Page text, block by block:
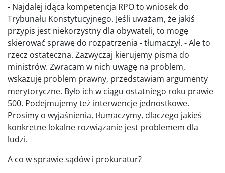
- Najdalej idąca kompetencja RPO to wniosek do
Trybunału Konstytucyjnego. Jeśli uważam, że jakiś
przypis jest niekorzystny dla obywateli, to mogę
skierować sprawę do rozpatrzenia - tłumaczył. - Ale to
rzecz ostateczna. Zazwyczaj kierujemy pisma do
ministrów. Zwracam w nich uwagę na problem,
wskazuję problem prawny, przedstawiam argumenty
merytoryczne. Było ich w ciągu ostatniego roku prawie
500. Podejmujemy też interwencje jednostkowe.
Prosimy o wyjaśnienia, tłumaczymy, dlaczego jakieś
konkretne lokalne rozwiązanie jest problemem dla
ludzi.
A co w sprawie sądów i prokuratur?